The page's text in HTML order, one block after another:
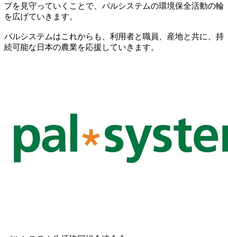
プを見守っていくことで、パルシステムの環境保全活動の輪
を広げていきます。
パルシステムはこれからも、利用者と職員、産地と共に、持
続可能な日本の農業を応援していきます。